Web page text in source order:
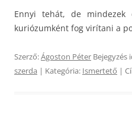
Ennyi tehát, de mindezek
kuriózumként fog virítani a
Szerző:Ágoston Péter Bejegyzés
szerda | Kategória: Ismertető |